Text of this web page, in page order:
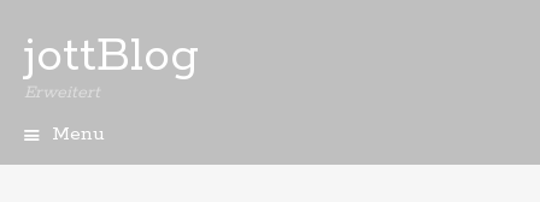
jottBlog
Erweitert
Menu